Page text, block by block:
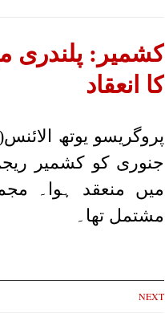
کشمیر: پلندری
کا انعقاد
جنوری کو کشمیر
میں منعقد ہوا۔
مشتمل تھا۔
NEXT